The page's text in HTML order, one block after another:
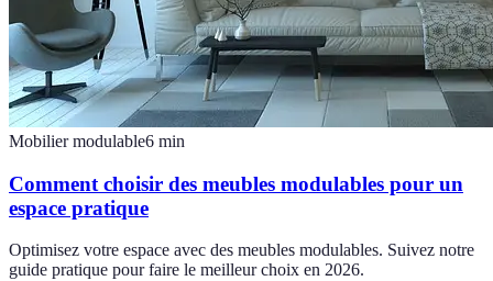
Mobilier modulable6 min
Comment choisir des meubles modulables pour un
espace pratique
Optimisez votre espace avec des meubles modulables. Suivez notre
guide pratique pour faire le meilleur choix en 2026.